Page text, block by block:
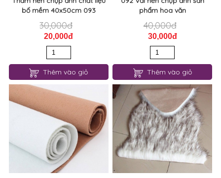
bố mềm 40x50cm 093
30,000đ
20,000đ
Thêm vào giỏ
phẩm hoa văn
40,000đ
30,000đ
Thêm vào giỏ